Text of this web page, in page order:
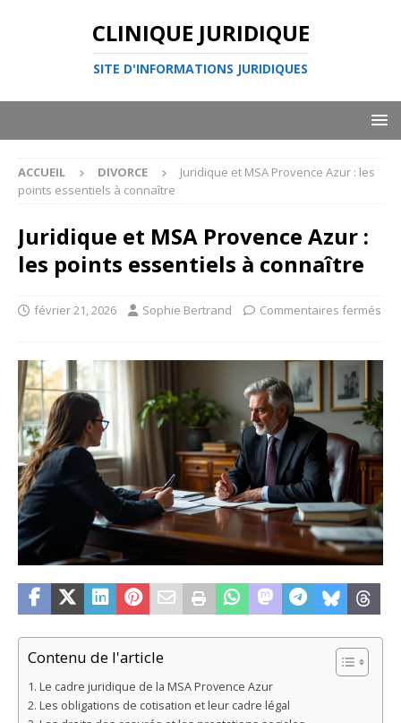
CLINIQUE JURIDIQUE
SITE D'INFORMATIONS JURIDIQUES
ACCUEIL DIVORCE
Juridique et MSA Provence Azur : les
points essentiels à connaître
Juridique et MSA Provence Azur :
les points essentiels à connaître
février 21, 2026 Sophie Bertrand Commentaires fermés
Contenu de l'article
Le cadre juridique de la MSA Provence Azur
Les obligations de cotisation et leur cadre légal